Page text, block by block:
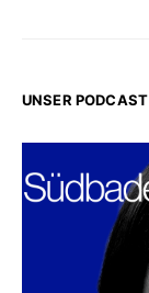
UNSER PODCAST